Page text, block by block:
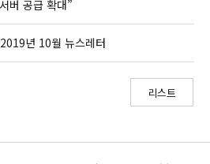
버 공급 확대”
년 10월 뉴스레터
리스트